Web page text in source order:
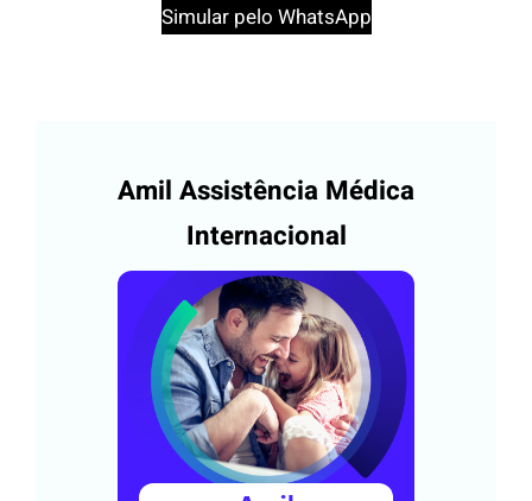
Simular pelo WhatsApp
Amil Assistência Médica
Internacional